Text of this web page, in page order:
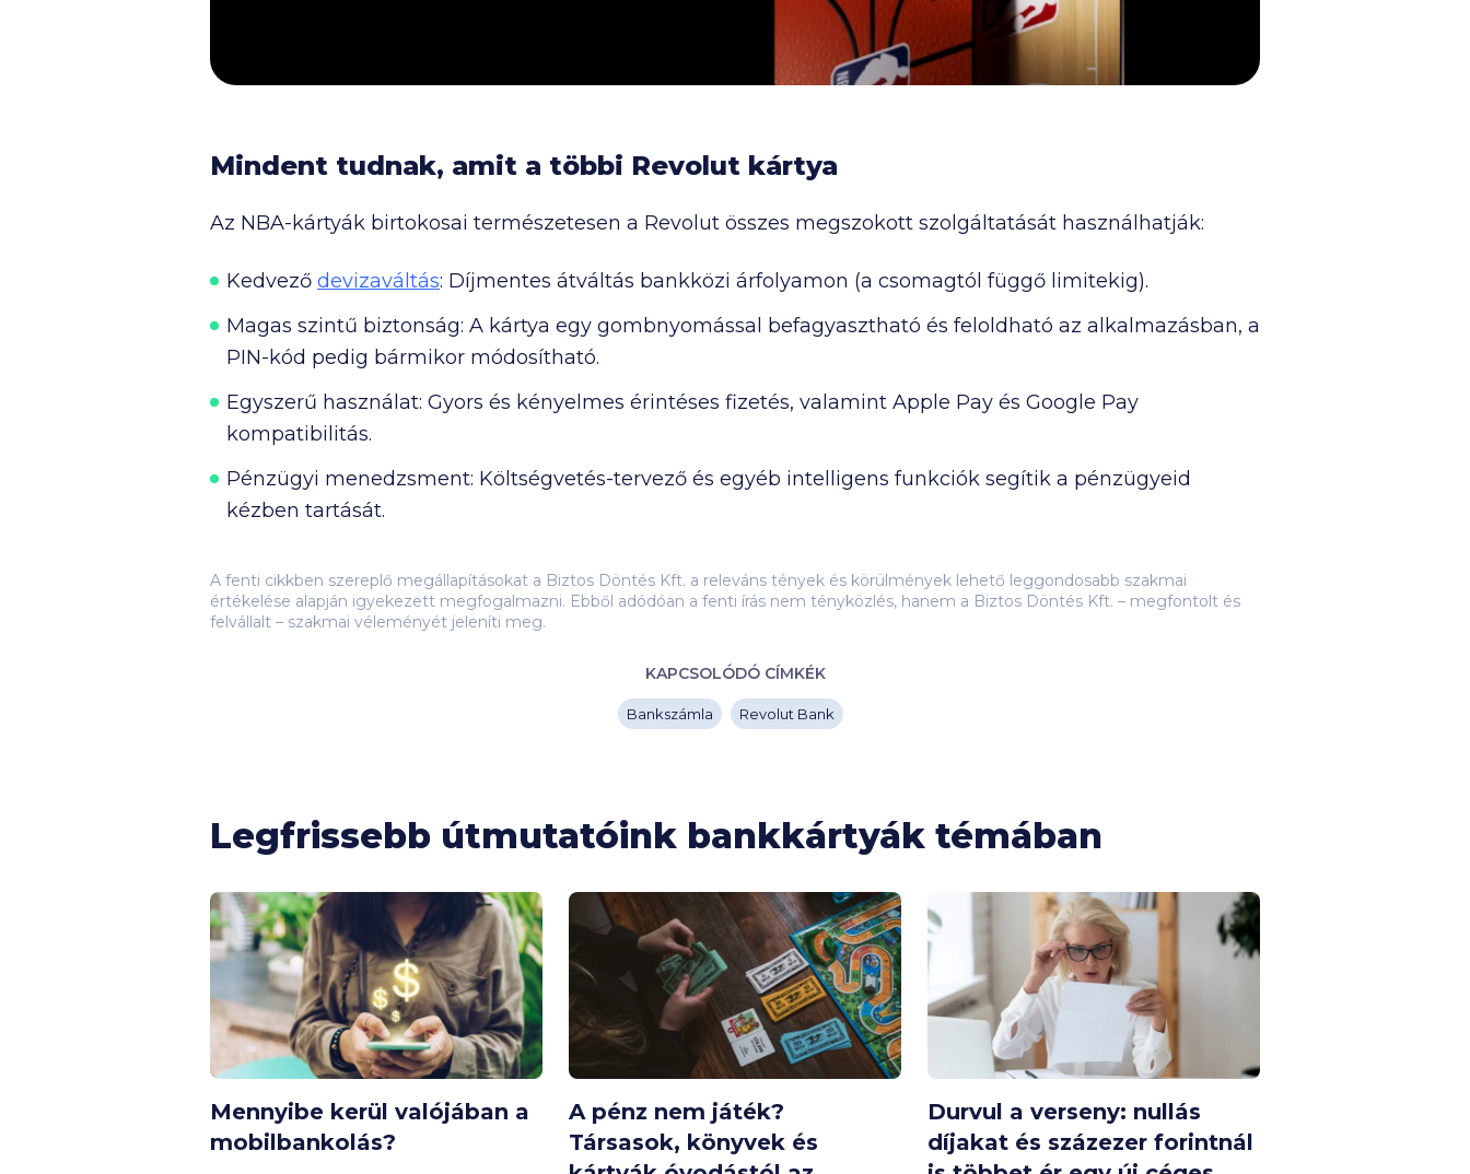
Mindent tudnak, amit a többi Revolut kártya
Az NBA-kártyák birtokosai természetesen a Revolut összes megszokott szolgáltatását használhatják:
Kedvező devizaváltás: Díjmentes átváltás bankközi árfolyamon (a csomagtól függő limitekig).
Magas szintű biztonság: A kártya egy gombnyomással befagyasztható és feloldható az alkalmazásban, a
PIN-kód pedig bármikor módosítható.
Egyszerű használat: Gyors és kényelmes érintéses fizetés, valamint Apple Pay és Google Pay
kompatibilitás.
Pénzügyi menedzsment: Költségvetés-tervező és egyéb intelligens funkciók segítik a pénzügyeid
kézben tartását.
A fenti cikkben szereplő megállapításokat a Biztos Döntés Kft. a releváns tények és körülmények lehető leggondosabb szakmai
értékelése alapján igyekezett megfogalmazni. Ebből adódóan a fenti írás nem tényközlés, hanem a Biztos Döntés Kft. – megfontolt és
felvállalt – szakmai véleményét jeleníti meg.
KAPCSOLÓDÓ CÍMKÉK
Bankszámla Revolut Bank
Legfrissebb útmutatóink bankkártyák témában
Mennyibe kerül valójában a
mobilbankolás?
A pénz nem játék?
Társasok, könyvek és
Durvul a verseny: nullás
díjakat és százezer forintnál